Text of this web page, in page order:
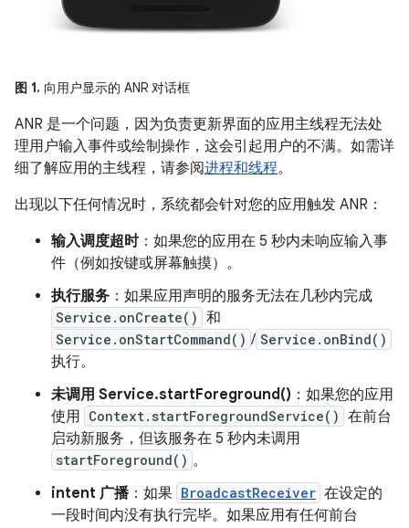
图 1. 向用户显示的 ANR 对话框
ANR 是一个问题，因为负责更新界面的应用主线程无法处
理用户输入事件或绘制操作，这会引起用户的不满。如需详
细了解应用的主线程，请参阅进程和线程。
出现以下任何情况时，系统都会针对您的应用触发 ANR：
输入调度超时：如果您的应用在 5 秒内未响应输入事
件（例如按键或屏幕触摸）。
执行服务 ：如果应用声明的服务无法在几秒内完成
Service.onCreate() 和
Service.onStartCommand() / Service.onBind()
执行。
未调用 Service.startForeground() ：如果您的应用
使用 Context.startForegroundService() 在前台
启动新服务，但该服务在 5 秒内未调用
startForeground() 。
intent 广播 ：如果 BroadcastReceiver 在设定的
一段时间内没有执行完毕。如果应用有任何前台